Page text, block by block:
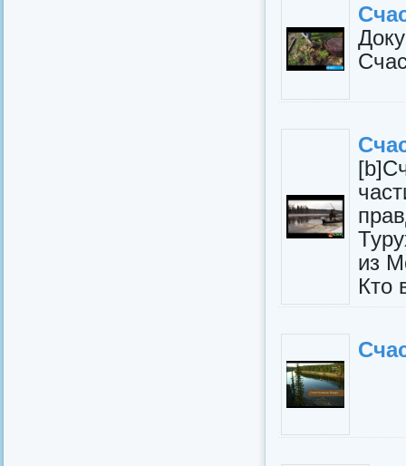
из
Кто